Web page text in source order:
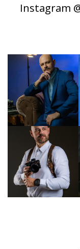
Instagram